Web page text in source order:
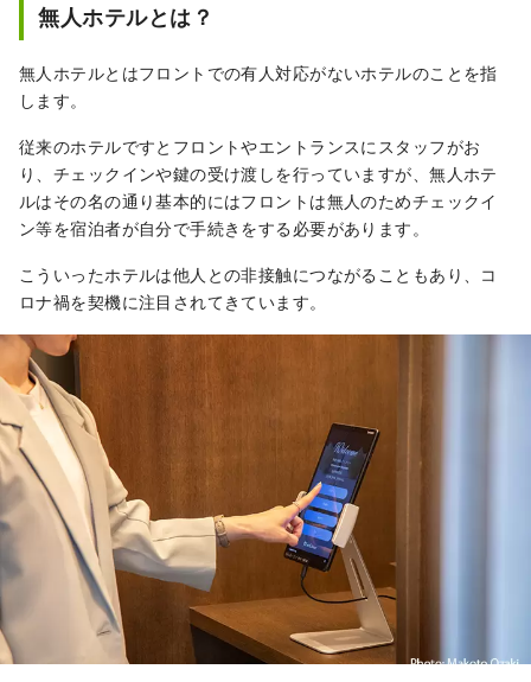
無人ホテルとは？
無人ホテルとはフロントでの有人対応がないホテルのことを指
します。
従来のホテルですとフロントやエントランスにスタッフがお
り、チェックインや鍵の受け渡しを行っていますが、無人ホテ
ルはその名の通り基本的にはフロントは無人のためチェックイ
ン等を宿泊者が自分で手続きをする必要があります。
こういったホテルは他人との非接触につながることもあり、コ
ロナ禍を契機に注目されてきています。